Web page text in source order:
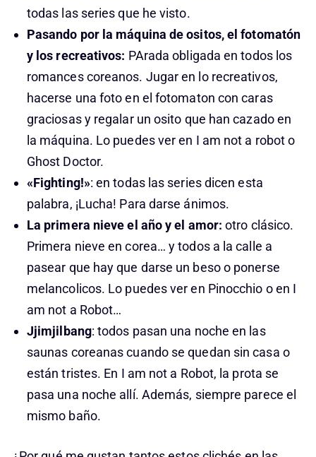
todas las series que he visto.
Pasando por la máquina de ositos, el fotomatón
y los recreativos: PArada obligada en todos los
romances coreanos. Jugar en lo recreativos,
hacerse una foto en el fotomaton con caras
graciosas y regalar un osito que han cazado en
la máquina. Lo puedes ver en I am not a robot o
Ghost Doctor.
«Fighting!»: en todas las series dicen esta
palabra, ¡Lucha! Para darse ánimos.
La primera nieve el año y el amor:otro clásico.
Primera nieve en corea… y todos a la calle a
pasear que hay que darse un beso o ponerse
melancolicos. Lo puedes ver en Pinocchio o en I
am not a Robot…
Jjimjilbang: todos pasan una noche en las
saunas coreanas cuando se quedan sin casa o
están tristes. En I am not a Robot, la prota se
pasa una noche allí. Además, siempre parece el
mismo baño.